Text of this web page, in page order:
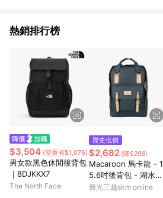
熱銷排行榜
$3,504 (雙重省$1,076)
男女款黑色休閒後背包
｜8DJKKX7
The North Face
歷史低價
$2,682 (降$298)
Macaroon 馬卡龍 - 1
5.6吋後背包 - 湖水藍
- Reborn
新光三越skm online